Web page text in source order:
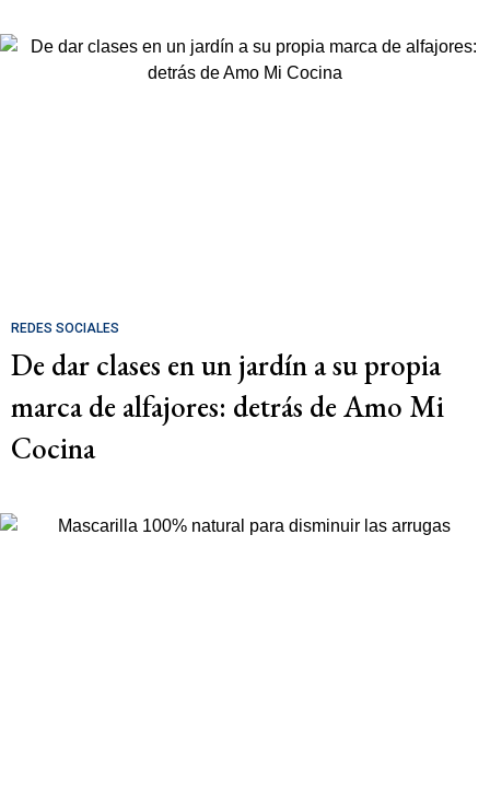
REDES SOCIALES
De dar clases en un jardín a su propia
marca de alfajores: detrás de Amo Mi
Cocina